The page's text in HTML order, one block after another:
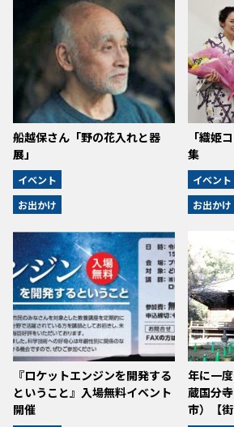
船越保さん「野の花入れと器
展」
イベント
お出かけ
「織姫
集
イベント
お出かけ
『ロケットエンジンを開発する
ということ』入場無料イベント
開催
年に一
蔵国分
市）【